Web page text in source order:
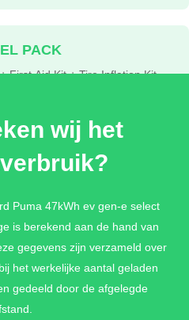
PACK
First Aid Kit + Tire Inflation Kit
PACK
verwarmbare voorruit
PACK
wij het
Puma 47kWh ev gen-e select
is berekend aan de hand van
gegevens zijn verzameld over
het werkelijke aantal geladen
gedeeld door de afgelegde